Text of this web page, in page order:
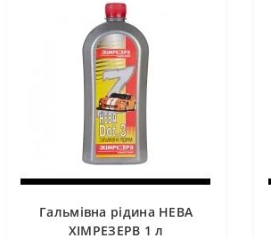
Гальмівна рідина НЕВА
ХІМРЕЗЕРВ 1 л